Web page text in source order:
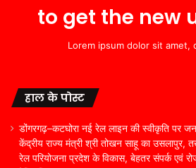
to get the new
Lorem ipsum dolor sit amet,
हाल के पोस्ट
डोंगरगढ़–कटघोरा नई रेल लाइन की स्वीकृति पर
केंद्रीय राज्य मंत्री श्री तोखन साहू का उसलापुर,
रेल परियोजना प्रदेश के विकास, बेहतर संपर्क एवं